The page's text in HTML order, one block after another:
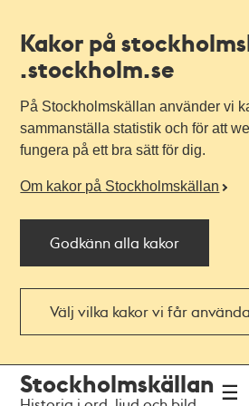
Kakor på
.stockholm.se
På Stockholmskällan använder vi
sammanställa statistik och för att
fungera på ett bra sätt för dig.
Om kakor på Stockholmskällan
Godkänn alla kakor
Välj vilka kakor vi får använda
navigationen
huvudinnehållet
Stockholmskällan